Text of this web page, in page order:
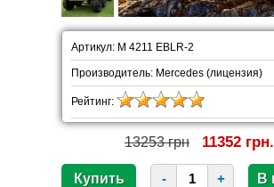
Артикул: M 4211 EBLR-2
Производитель: Mercedes (лицензия)
Рейтинг:
13253 грн 11352 грн.
- +